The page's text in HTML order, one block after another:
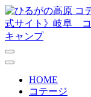
コンテンツへスキ
メ
イ
ン
HOME
コテージ